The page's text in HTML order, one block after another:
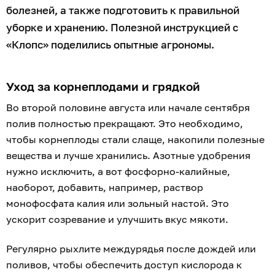
болезней, а также подготовить к правильной
уборке и хранению. Полезной инструкцией с
«Клопс» поделились опытные агрономы.
Уход за корнеплодами и грядкой
Во второй половине августа или начале сентября
полив полностью прекращают. Это необходимо,
чтобы корнеплоды стали слаще, накопили полезные
вещества и лучше хранились. Азотные удобрения
нужно исключить, а вот фосфорно-калийные,
наоборот, добавить, например, раствор
монофосфата калия или зольный настой. Это
ускорит созревание и улучшить вкус мякоти.
Регулярно рыхлите междурядья после дождей или
поливов, чтобы обеспечить доступ кислорода к